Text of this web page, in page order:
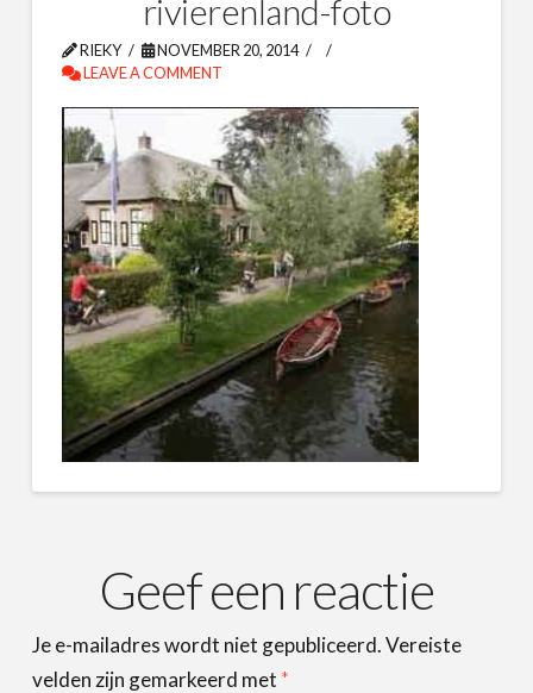
rivierenland-foto
RIEKY
NOVEMBER 20, 2014
LEAVE A COMMENT
Geef een reactie
Je e-mailadres wordt niet gepubliceerd.Vereiste
velden zijn gemarkeerd met *